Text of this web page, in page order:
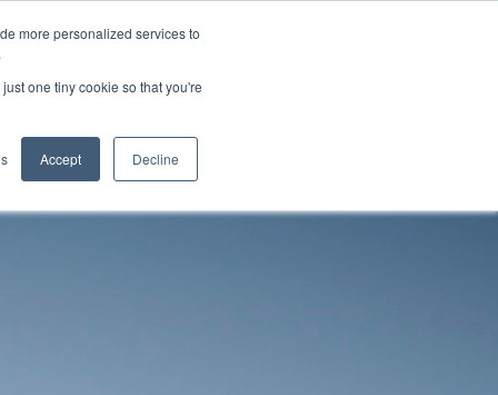
more personalized services to
one tiny cookie so that you're
Accept Decline